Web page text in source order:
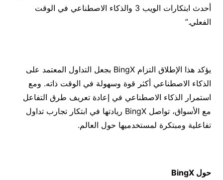
أحدث ابتكارات الويب 3 والذكاء الاصطناعي في الوقت
الفعلي.”
يؤكد هذا الإطلاق التزام BingX بجعل التداول المعتمد على
الذكاء الاصطناعي أكثر قوة وسهولة في الوقت ذاته. ومع
استمرار الذكاء الاصطناعي في إعادة تعريف طرق التفاعل
مع الأسواق، تواصل BingX ريادتها في ابتكار تجارب تداول
تفاعلية ومبتكرة لمستخدميها حول العالم.
حول BingX